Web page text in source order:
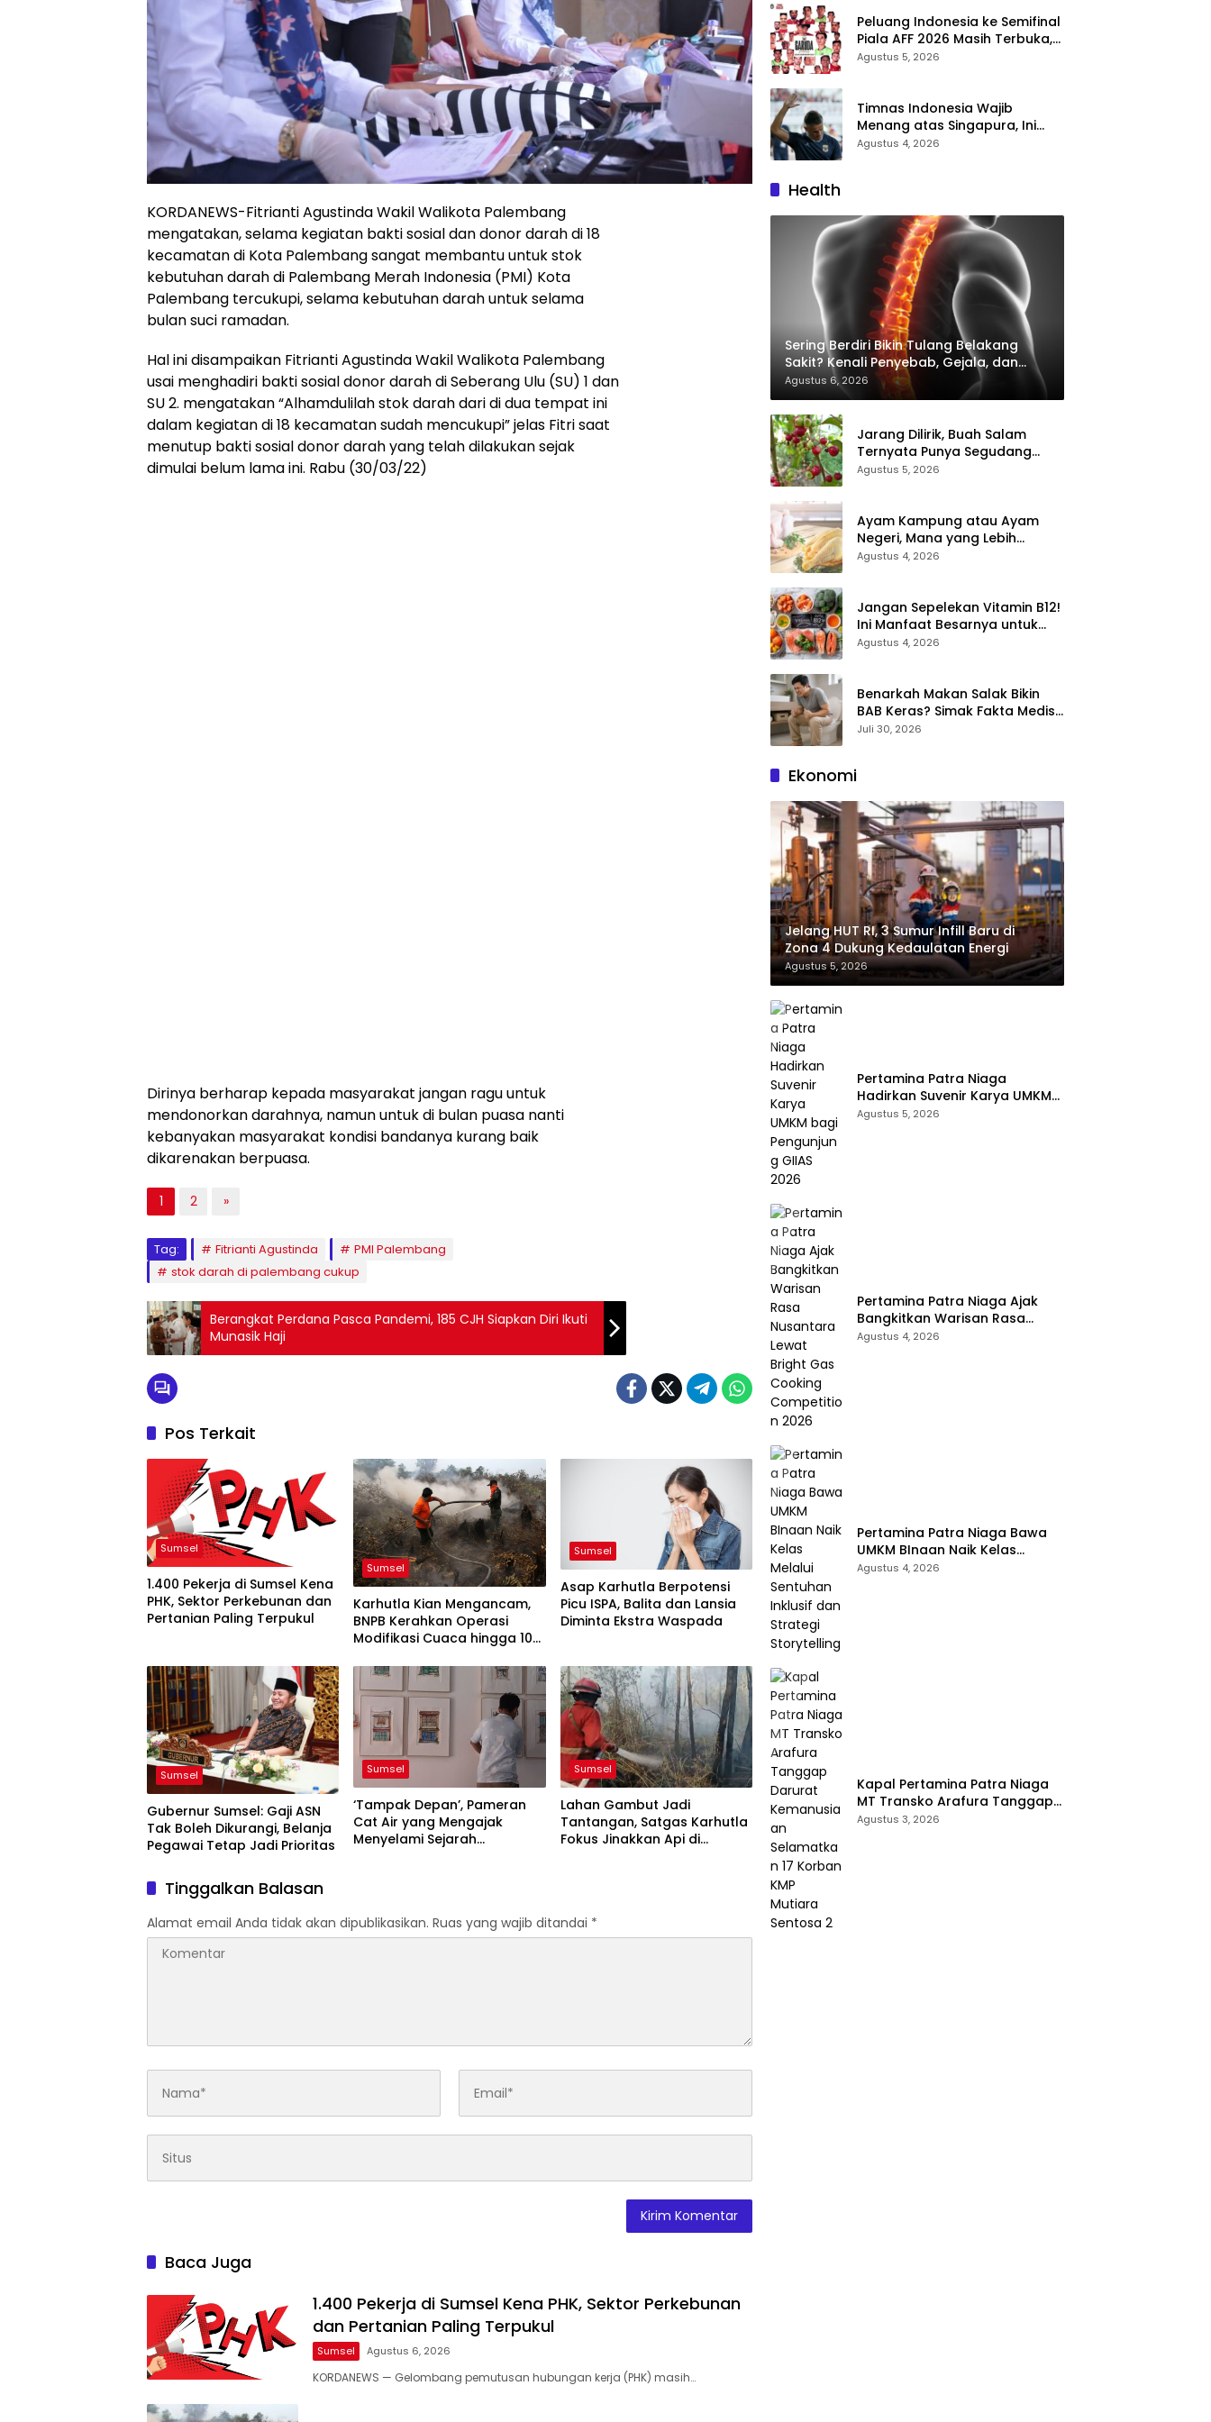
KORDANEWS-Fitrianti Agustinda Wakil Walikota Palembang
mengatakan, selama kegiatan bakti sosial dan donor darah di 18
kecamatan di Kota Palembang sangat membantu untuk stok
kebutuhan darah di Palembang Merah Indonesia (PMI) Kota
Palembang tercukupi, selama kebutuhan darah untuk selama
bulan suci ramadan.
Hal ini disampaikan Fitrianti Agustinda Wakil Walikota Palembang
usai menghadiri bakti sosial donor darah di Seberang Ulu (SU) 1 dan
SU 2. mengatakan “Alhamdulilah stok darah dari di dua tempat ini
dalam kegiatan di 18 kecamatan sudah mencukupi” jelas Fitri saat
menutup bakti sosial donor darah yang telah dilakukan sejak
dimulai belum lama ini. Rabu (30/03/22)
Dirinya berharap kepada masyarakat jangan ragu untuk
mendonorkan darahnya, namun untuk di bulan puasa nanti
kebanyakan masyarakat kondisi bandanya kurang baik
dikarenakan berpuasa.
1 2 »
Tag: Fitrianti Agustinda
PMI Palembang
stok darah di palembang cukup
Berangkat Perdana Pasca Pandemi, 185 CJH Siapkan Diri Ikuti
Munasik Haji
Pos Terkait
Sumsel
1.400 Pekerja di Sumsel Kena
PHK, Sektor Perkebunan dan
Pertanian Paling Terpukul
Sumsel
Karhutla Kian Mengancam,
BNPB Kerahkan Operasi
Modifikasi Cuaca hingga 10
Sumsel
Asap Karhutla Berpotensi
Picu ISPA, Balita dan Lansia
Diminta Ekstra Waspada
Sumsel
Gubernur Sumsel: Gaji ASN
Tak Boleh Dikurangi, Belanja
Pegawai Tetap Jadi Prioritas
Sumsel
‘Tampak Depan’, Pameran
Cat Air yang Mengajak
Menyelami Sejarah
Sumsel
Lahan Gambut Jadi
Tantangan, Satgas Karhutla
Fokus Jinakkan Api di
Tinggalkan Balasan
Alamat email Anda tidak akan dipublikasikan. Ruas yang wajib ditandai *
Baca Juga
1.400 Pekerja di Sumsel Kena PHK, Sektor Perkebunan
dan Pertanian Paling Terpukul
Sumsel Agustus 6, 2026
KORDANEWS — Gelombang pemutusan hubungan kerja (PHK) masih…
Peluang Indonesia ke Semifinal
Piala AFF 2026 Masih Terbuka,
Garuda Wajib Taklukkan
Agustus 5, 2026
Timnas Indonesia Wajib
Menang atas Singapura, Ini
Skenario Garuda Lolos ke
Agustus 4, 2026
Health
Sering Berdiri Bikin Tulang Belakang
Sakit? Kenali Penyebab, Gejala, dan
Cara Mengatasinya
Agustus 6, 2026
Jarang Dilirik, Buah Salam
Ternyata Punya Segudang
Manfaat untuk Kesehatan
Agustus 5, 2026
Ayam Kampung atau Ayam
Negeri, Mana yang Lebih
Sehat? Ini Perbedaan yang
Agustus 4, 2026
Jangan Sepelekan Vitamin B12!
Ini Manfaat Besarnya untuk
Energi, Otak, dan Pembentukan
Agustus 4, 2026
Benarkah Makan Salak Bikin
BAB Keras? Simak Fakta Medis
yang Masih Sering
Juli 30, 2026
Ekonomi
Jelang HUT RI, 3 Sumur Infill Baru di
Zona 4 Dukung Kedaulatan Energi
Agustus 5, 2026
Pertamina Patra Niaga
Hadirkan Suvenir Karya UMKM
bagi Pengunjung GIIAS 2026
Agustus 5, 2026
Pertamina Patra Niaga Ajak
Bangkitkan Warisan Rasa
Nusantara Lewat Bright Gas
Agustus 4, 2026
Pertamina Patra Niaga Bawa
UMKM BInaan Naik Kelas
Melalui Sentuhan Inklusif dan
Agustus 4, 2026
Kapal Pertamina Patra Niaga
MT Transko Arafura Tanggap
Darurat Kemanusiaan
Agustus 3, 2026